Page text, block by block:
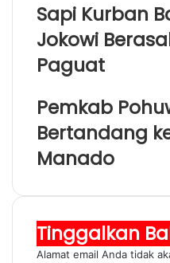
Sapi Kurban
Jokowi
Paguat
Pemkab
Bertandang
Manado
Tinggalkan
Alamat email Anda tidak